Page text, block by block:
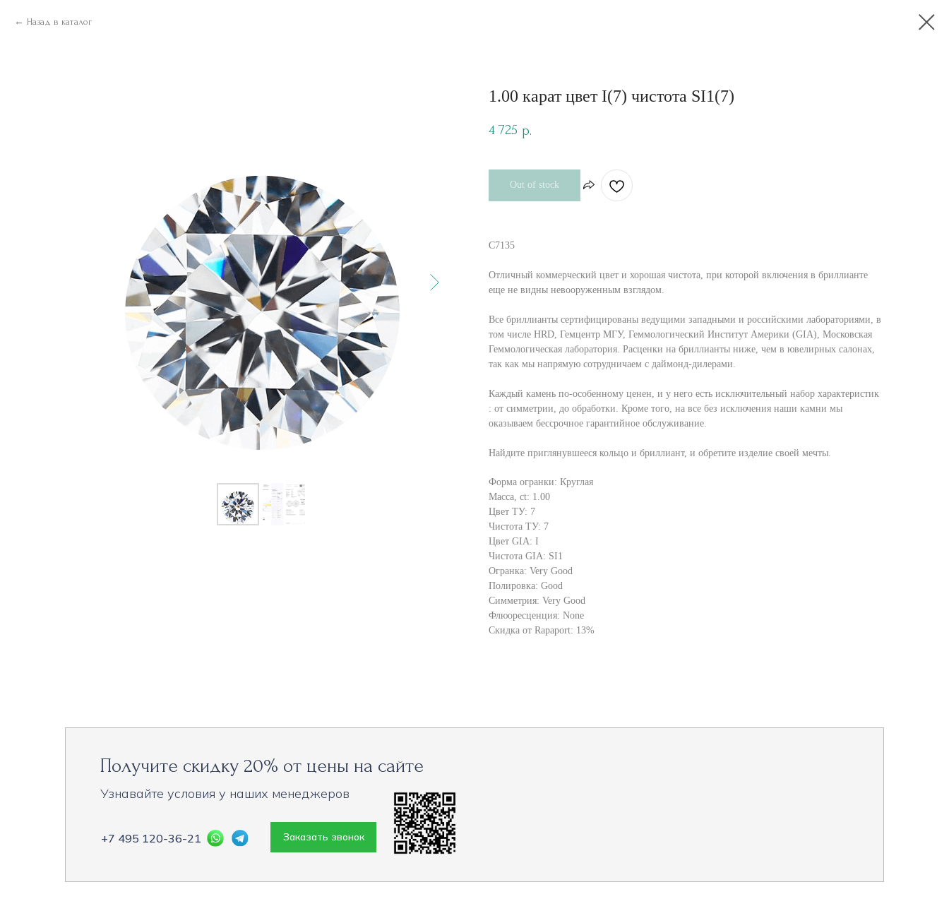
Назад в каталог
1.00 карат цвет I(7) чистота SI1(7)
4 725 р.
Out of stock
C7135
Отличный коммерческий цвет и хорошая чистота, при которой включения в бриллианте
еще не видны невооруженным взглядом.
Все бриллианты сертифицированы ведущими западными и российскими лабораториями, в
том числе HRD, Гемцентр МГУ, Геммологический Институт Америки (GIA), Московская
Геммологическая лаборатория. Расценки на бриллианты ниже, чем в ювелирных салонах,
так как мы напрямую сотрудничаем с даймонд-дилерами.
Каждый камень по-особенному ценен, и у него есть исключительный набор характеристик
: от симметрии, до обработки. Кроме того, на все без исключения наши камни мы
оказываем бессрочное гарантийное обслуживание.
Найдите приглянувшееся кольцо и бриллиант, и обретите изделие своей мечты.
Форма огранки: Круглая
Масса, ct: 1.00
Цвет ТУ: 7
Чистота ТУ: 7
Цвет GIA: I
Чистота GIA: SI1
Огранка: Very Good
Полировка: Good
Симметрия: Very Good
Флюоресценция: None
Скидка от Rapaport: 13%
Получите скидку 20% от цены на сайте
Узнавайте условия у наших менеджеров
+7 495 120-36-21 Заказать звонок